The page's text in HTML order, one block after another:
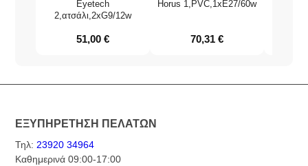
Eyetech
2,ατσάλι,2xG9/12w
51,00€
Horus 1,PVC,1xE27/60w
70,31 €
ΕΞΥΠΗΡΕΤΗΣΗ ΠΕΛΑΤΩΝ
Τηλ:23920 34964
Καθημερινά 09:00-17:00